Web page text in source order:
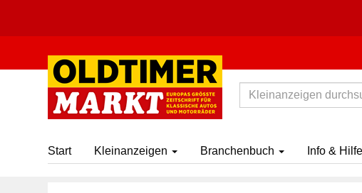
Start Kleinanzeigen Branchenbuch Info & Hilfe